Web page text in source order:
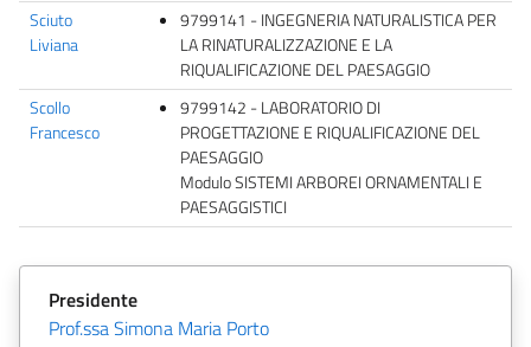
Sciuto
Liviana
9799141 - INGEGNERIA NATURALISTICA PER
LA RINATURALIZZAZIONE E LA
RIQUALIFICAZIONE DEL PAESAGGIO
Scollo
Francesco
9799142 - LABORATORIO DI
PROGETTAZIONE E RIQUALIFICAZIONE DEL
PAESAGGIO
Modulo SISTEMI ARBOREI ORNAMENTALI E
PAESAGGISTICI
Presidente
Prof.ssa Simona Maria Porto